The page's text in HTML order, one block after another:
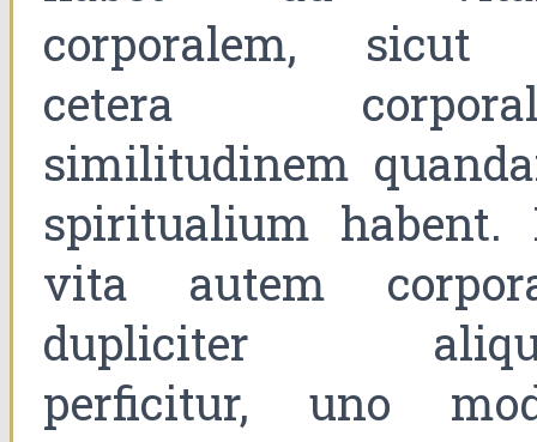
corporalem, sicut
cetera
similitudinem
spiritualium habent.
vita autem
dupliciter
perficitur, uno